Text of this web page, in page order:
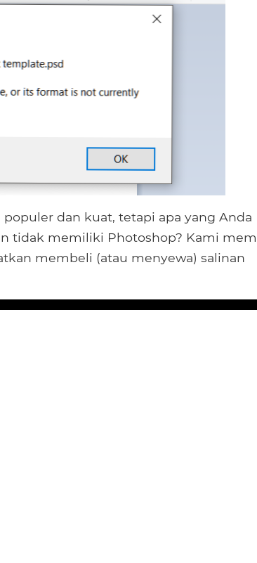
dan kuat, tetapi apa yang Anda
tidak memiliki Photoshop? Kami
membeli (atau menyewa) salinan